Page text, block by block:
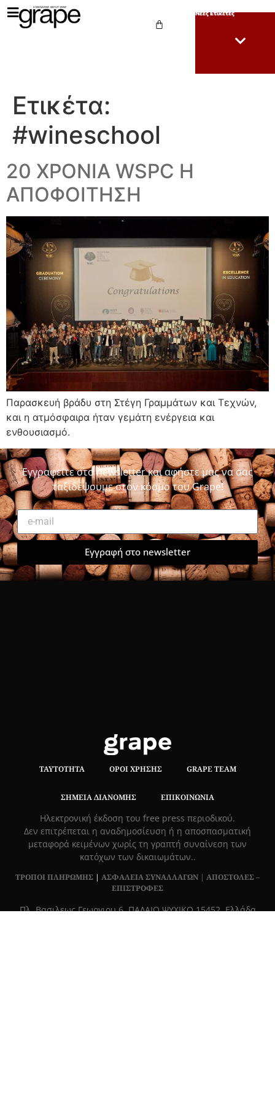
Νέες Ετικέτες
Ετικέτα:
#wineschool
20 ΧΡΟΝΙΑ WSPC Η
ΑΠΟΦΟΙΤΗΣΗ
Παρασκευή βράδυ στη Στέγη Γραμμάτων και Τεχνών,
και η ατμόσφαιρα ήταν γεμάτη ενέργεια και
ενθουσιασμό.
Εγγραφείτε στο newsletter και αφήστε μας να σας
ταξιδέψουμε στον κόσμο του Grape!
Εγγραφή στο newsletter
ΤΑΥΤΌΤΗΤΑ ΌΡΟΙ ΧΡΉΣΗΣ GRAPE TEAM
ΣΗΜΕΊΑ ΔΙΑΝΟΜΉΣ ΕΠΙΚΟΙΝΩΝΊΑ
Hλεκτρονική έκδοση του free press περιοδικού.
Δεν επιτρέπεται η αναδημοσίευση ή η αποσπασματική
μεταφορά κειμένων χωρίς τη γραπτή συναίνεση των
κατόχων των δικαιωμάτων..
ΤΡΟΠΟΙ ΠΛΗΡΩΜΗΣ | ΑΣΦΑΛΕΙΑ ΣΥΝΑΛΛΑΓΩΝ | ΑΠΟΣΤΟΛΕΣ –
ΕΠΙΣΤΡΟΦΕΣ
Πλ. Βασιλεως Γεωργιου 6, ΠΑΛΑΙΟ ΨΥΧΙΚΟ 15452, Ελλάδα